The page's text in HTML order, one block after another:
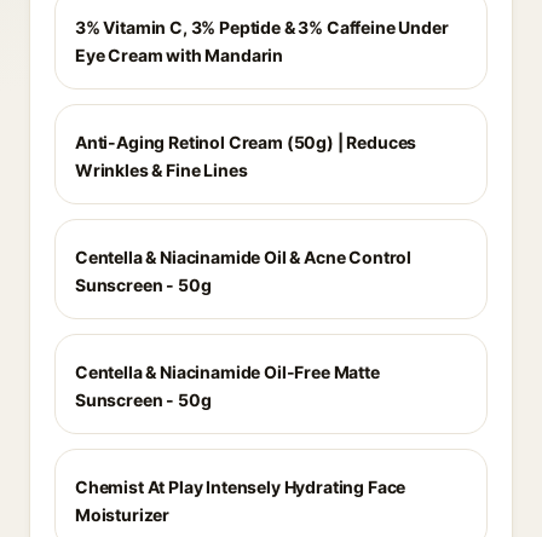
3% Vitamin C, 3% Peptide & 3% Caffeine Under
Eye Cream with Mandarin
Anti-Aging Retinol Cream (50g) | Reduces
Wrinkles & Fine Lines
Centella & Niacinamide Oil & Acne Control
Sunscreen - 50g
Centella & Niacinamide Oil-Free Matte
Sunscreen - 50g
Chemist At Play Intensely Hydrating Face
Moisturizer